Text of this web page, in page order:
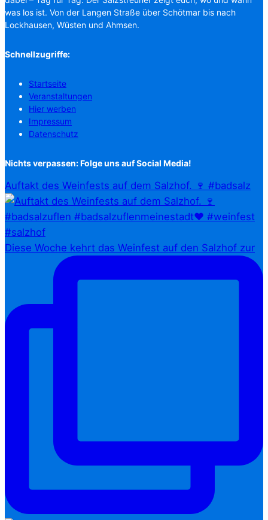
was los ist. Von der Langen Straße über Schötmar bis nach
Lockhausen, Wüsten und Ahmsen.
Schnellzugriffe:
Startseite
Veranstaltungen
Hier werben
Impressum
Datenschutz
Nichts verpassen: Folge uns auf Social Media!
Auftakt des Weinfests auf dem Salzhof. 🍷 #badsalz
Diese Woche kehrt das Weinfest auf den Salzhof zur